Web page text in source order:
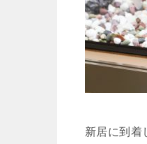
新居に到着